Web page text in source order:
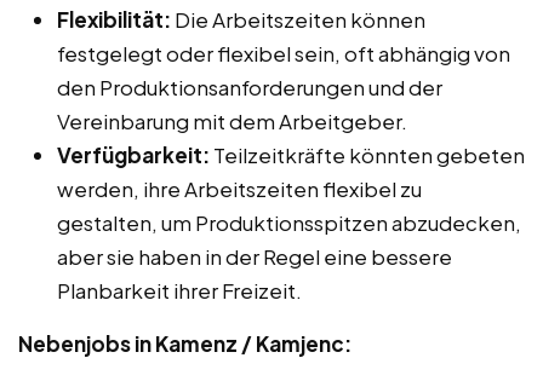
Flexibilität: Die Arbeitszeiten können
festgelegt oder flexibel sein, oft abhängig von
den Produktionsanforderungen und der
Vereinbarung mit dem Arbeitgeber.
Verfügbarkeit: Teilzeitkräfte könnten gebeten
werden, ihre Arbeitszeiten flexibel zu
gestalten, um Produktionsspitzen abzudecken,
aber sie haben in der Regel eine bessere
Planbarkeit ihrer Freizeit.
Nebenjobs in Kamenz / Kamjenc: